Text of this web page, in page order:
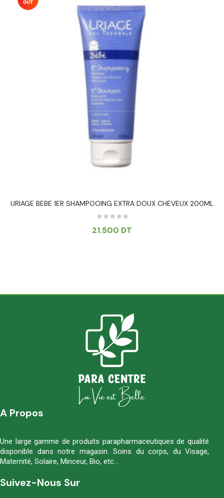
URIAGE BEBE 1ER SHAMPOOING EXTRA DOUX CHEVEUX 200ML
21.500 DT
A Propos
Une large gamme de produits parapharmaceutiques de qualité
disponible dans notre magasin. Soins du corps, du Visage,
Maternité, Solaire, Minceur, Bio, etc…
Suivez-Nous Sur